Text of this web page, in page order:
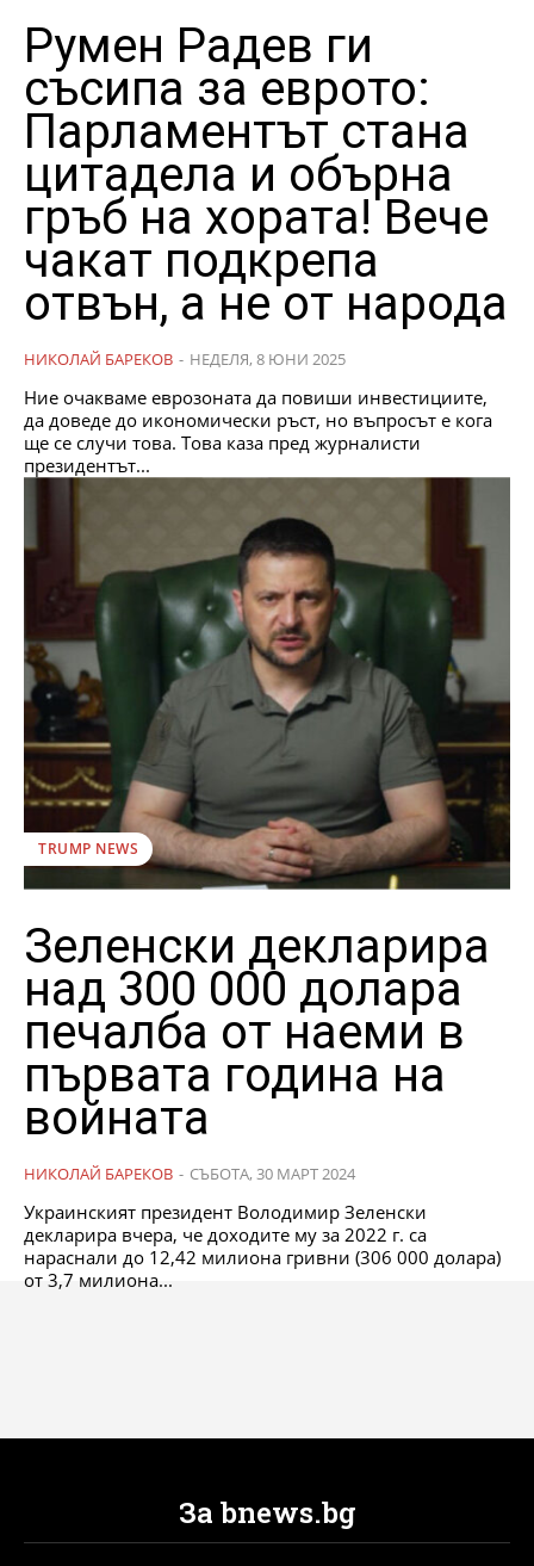
Румен Радев ги
съсипа за еврото:
Парламентът стана
цитадела и обърна
гръб на хората! Вече
чакат подкрепа
отвън, а не от народа
НИКОЛАЙ БАРЕКОВ - НЕДЕЛЯ, 8 ЮНИ 2025
Ние очакваме еврозоната да повиши инвестициите,
да доведе до икономически ръст, но въпросът е кога
ще се случи това. Това каза пред журналисти
президентът...
TRUMP NEWS
Зеленски декларира
над 300 000 долара
печалба от наеми в
първата година на
войната
НИКОЛАЙ БАРЕКОВ - СЪБОТА, 30 МАРТ 2024
Украинският президент Володимир Зеленски
декларира вчера, че доходите му за 2022 г. са
нараснали до 12,42 милиона гривни (306 000 долара)
от 3,7 милиона...
За bnews.bg